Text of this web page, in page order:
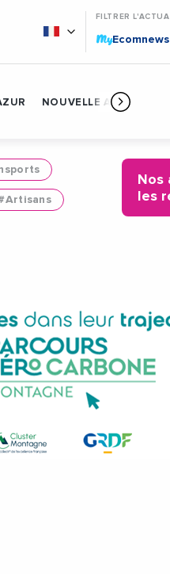
FILTRER
MyEcomnews
NOUVELLE AQUITAINE
Nos
les